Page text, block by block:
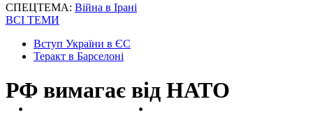
СПЕЦТЕМА: Війна в Ірані
ВСІ ТЕМИ
Вступ України в ЄС
Теракт в Барселоні
РФ вимагає від НАТО